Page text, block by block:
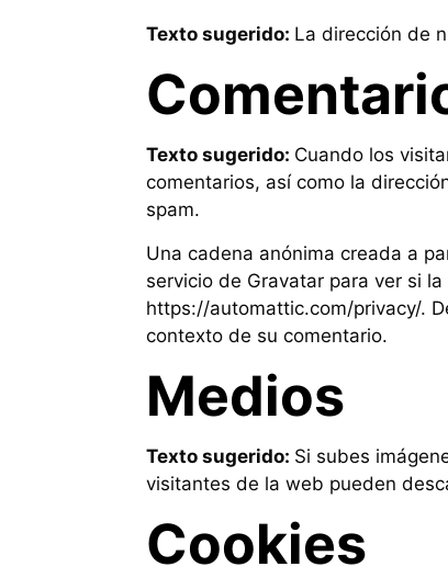
Texto sugerido: La dirección de
Texto sugerido: Cuando los
comentarios, así como la
spam.
Una cadena anónima creada a
servicio de Gravatar para ver si
https://automattic.com/privacy/.
contexto de su comentario.
Medios
Texto sugerido: Si subes
visitantes de la web pueden
Cookies